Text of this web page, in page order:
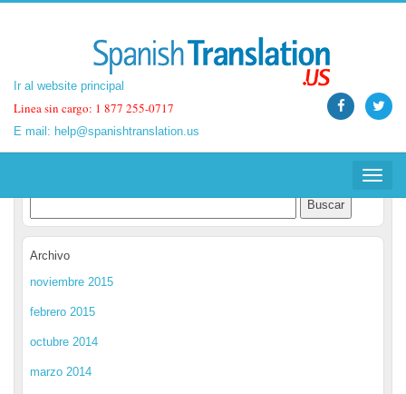
Ir al website principal
Linea sin cargo: 1 877 255-0717
E mail: help@spanishtranslation.us
Toggle
Ir al website principal
Linea sin cargo: 1 877 255-0717
E mail: help@spanishtranslation.us
Toggle
Spanish Translation Blog
Archivo
noviembre 2015
febrero 2015
octubre 2014
marzo 2014